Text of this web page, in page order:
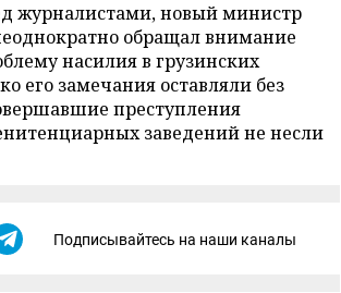
журналистами, новый министр
обращал внимание
насилия в грузинских
его замечания оставляли без
преступления
заведений не несли
Подписывайтесь на наши каналы